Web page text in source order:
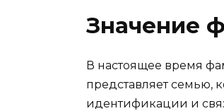
Значение
В настоящее время
представляет семью,
идентификации и